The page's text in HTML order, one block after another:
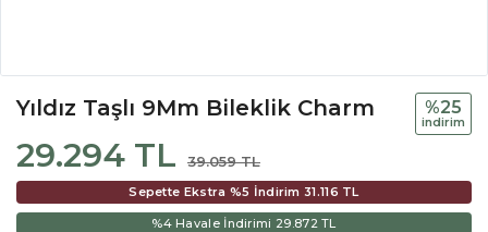
Yıldız Taşlı 9Mm Bileklik Charm
29.294 TL 39.059 TL
%25
i̇ndi̇ri̇m
Sepette Ekstra %5 İndirim 31.116 TL
%4 Havale İndirimi 29.872 TL